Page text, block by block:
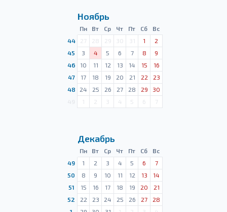
Ноябрь
Пн Вт Ср Чт Пт Сб
Вс
44
27 28 29 30 31 1
2
45
3 4 5 6 7 8
9
46
10 11 12 13 14 15
16
47
17 18 19 20 21 22
23
48
24 25 26 27 28 29
30
1 2 3 4 5 6 7
Декабрь
Пн Вт Ср Чт Пт Сб
Вс
49
1 2 3 4 5 6
7
50
8 9 10 11 12 13
14
51
15 16 17 18 19 20
21
52
22 23 24 25 26 27
28